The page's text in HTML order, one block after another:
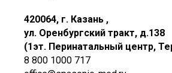
420064, г. Казань ,
ул. Оренбургский тракт, д.138
(1эт. Перинатальный центр,
8 800 1000 717